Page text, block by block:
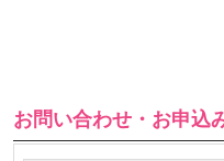
お問い合わせ・お申込